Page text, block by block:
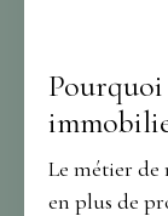
Le métier
en plus de